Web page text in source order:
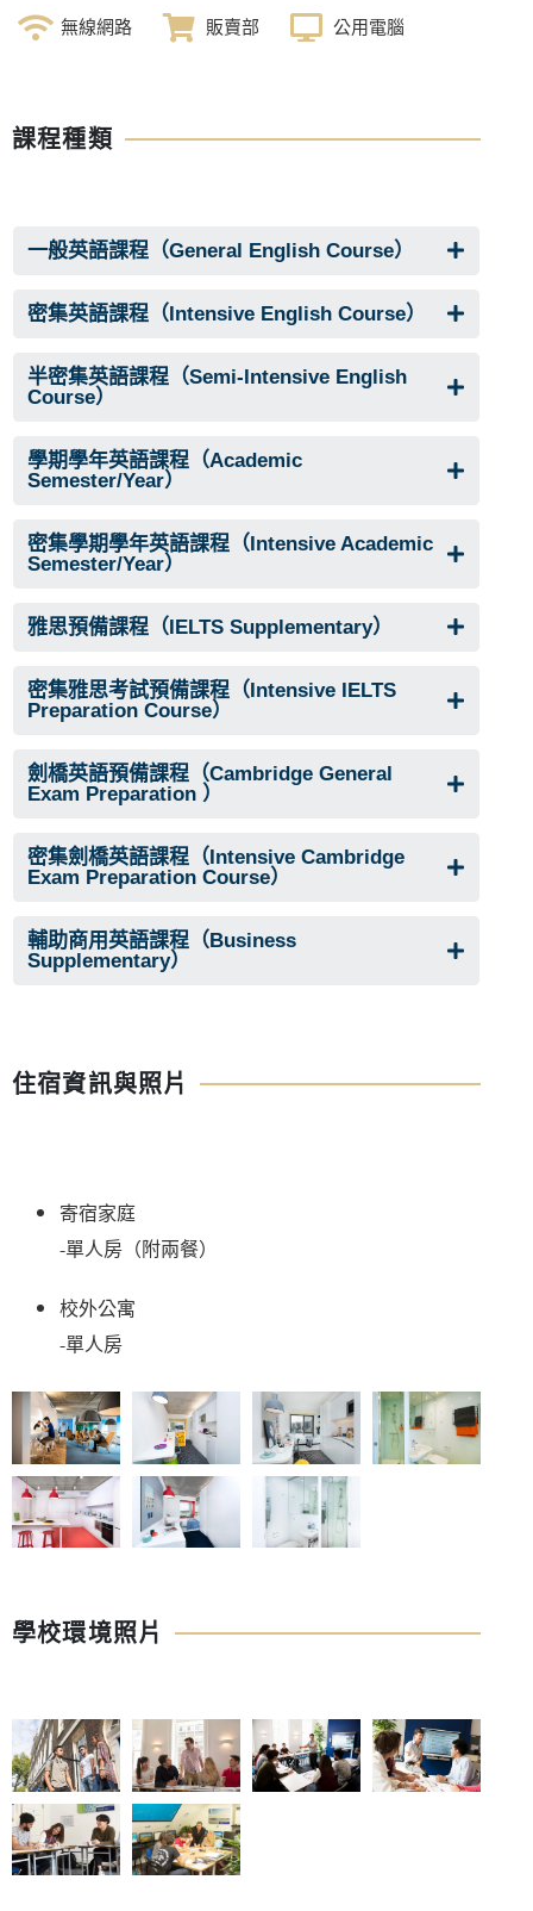
無線網路 販賣部 公用電腦
課程種類
一般英語課程（General English Course）
密集英語課程（Intensive English Course）
半密集英語課程（Semi-Intensive English
Course）
學期學年英語課程（Academic
Semester/Year）
密集學期學年英語課程（Intensive Academic
Semester/Year）
雅思預備課程（IELTS Supplementary）
密集雅思考試預備課程（Intensive IELTS
Preparation Course）
劍橋英語預備課程（Cambridge General
Exam Preparation ）
密集劍橋英語課程（Intensive Cambridge
Exam Preparation Course）
輔助商用英語課程（Business
Supplementary）
住宿資訊與照片
寄宿家庭
校外公寓
學校環境照片